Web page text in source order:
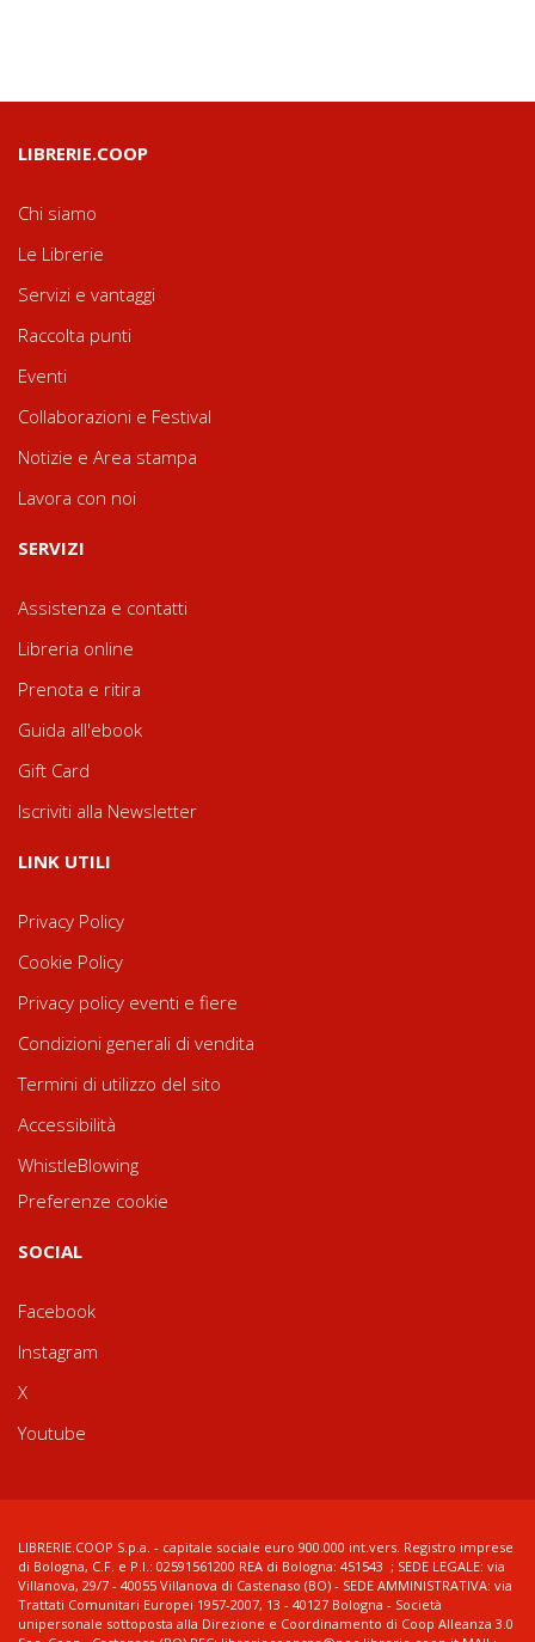
LIBRERIE.COOP
Chi siamo
Le Librerie
Servizi e vantaggi
Raccolta punti
Eventi
Collaborazioni e Festival
Notizie e Area stampa
Lavora con noi
SERVIZI
Assistenza e contatti
Libreria online
Prenota e ritira
Guida all'ebook
Gift Card
Iscriviti alla Newsletter
LINK UTILI
Privacy Policy
Cookie Policy
Privacy policy eventi e fiere
Condizioni generali di vendita
Termini di utilizzo del sito
Accessibilità
WhistleBlowing
Preferenze cookie
SOCIAL
Facebook
Instagram
X
Youtube
LIBRERIE.COOP S.p.a. - capitale sociale euro 900.000 int.vers. Registro imprese
di Bologna, C.F. e P.I.: 02591561200 REA di Bologna: 451543 ; SEDE LEGALE: via
Villanova, 29/7 - 40055 Villanova di Castenaso (BO) - SEDE AMMINISTRATIVA: via
Trattati Comunitari Europei 1957-2007, 13 - 40127 Bologna - Società
unipersonale sottoposta alla Direzione e Coordinamento di Coop Alleanza 3.0